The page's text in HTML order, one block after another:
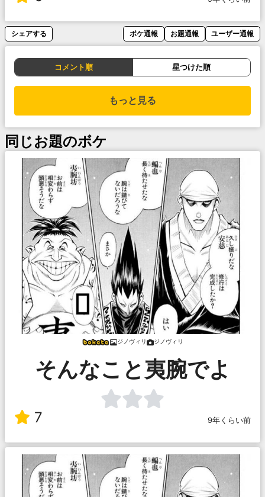
シェアする ボケ通報 お題通報 ユーザー通報
コメント順 星つけた順
もっと見る
同じお題のボケ
ジノヴィリ ジノヴィリ
そんなこと夷腕でよ
7 9年くらい前